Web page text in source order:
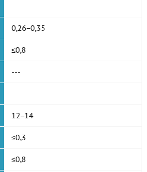
0,26−0,35
≤0,8
---
12−14
≤0,3
≤0,8